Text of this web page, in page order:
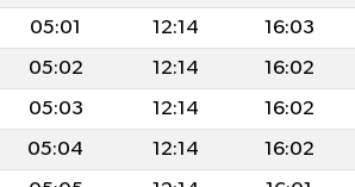
05:01 12:14 16:03
05:02 12:14 16:02
05:03 12:14 16:02
05:04 12:14 16:02